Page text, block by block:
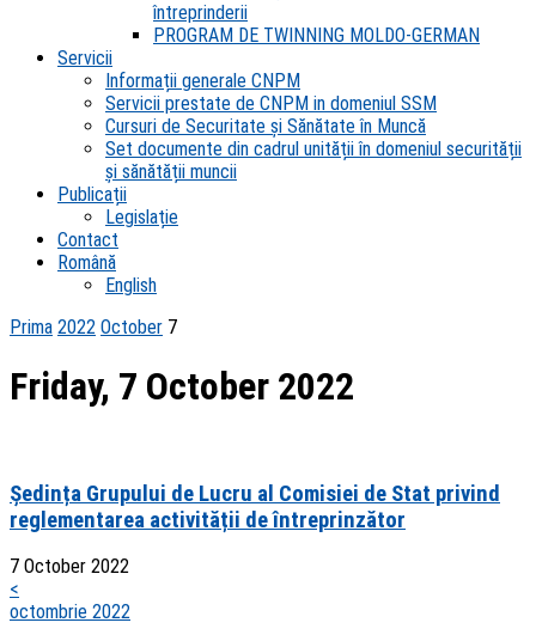
întreprinderii
PROGRAM DE TWINNING MOLDO-GERMAN
Servicii
Informații generale CNPM
Servicii prestate de CNPM in domeniul SSM
Cursuri de Securitate și Sănătate în Muncă
Set documente din cadrul unității în domeniul securității
și sănătății muncii
Publicații
Legislație
Contact
Română
English
Prima 2022 October 7
Friday, 7 October 2022
Ședința Grupului de Lucru al Comisiei de Stat privind
reglementarea activității de întreprinzător
7 October 2022
<
octombrie 2022